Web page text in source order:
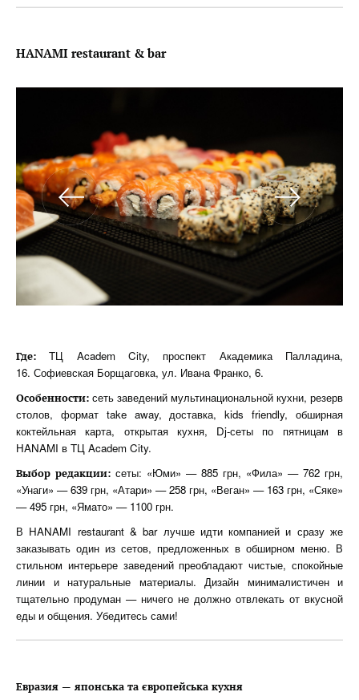
HANAMI restaurant & bar
Где: TЦ Academ City, проспект Академика Палладина,
16. Софиевская Борщаговка, ул. Ивана Франко, 6.
Особенности: сеть заведений мультинациональной кухни, резерв
столов, формат take away, доставка, kids friendly, обширная
коктейльная карта, открытая кухня, Dj-сеты по пятницам в
HANAMI в TЦ Academ City.
Выбор редакции: сеты: «Юми» — 885 грн, «Фила» — 762 грн,
«Унаги» — 639 грн, «Атари» — 258 грн, «Веган» — 163 грн, «Сяке»
— 495 грн, «Ямато» — 1100 грн.
В HANAMI restaurant & bar лучше идти компанией и сразу же
заказывать один из сетов, предложенных в обширном меню. В
стильном интерьере заведений преобладают чистые, спокойные
линии и натуральные материалы. Дизайн минималистичен и
тщательно продуман — ничего не должно отвлекать от вкусной
еды и общения. Убедитесь сами!
Евразия — японська та європейська кухня